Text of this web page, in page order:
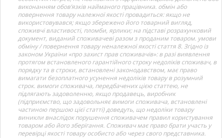
виконанням обов’язків найманого працівника. обмін або
повернення товару належної якості провадиться: якщо не
використовувався; якщо збережено його товарний вигляд,
споживчі властивості, пломби, ярлики; на підставі розрахунковий
документ, виданий споживачеві разом з проданим товаром. умови
обміну / повернення товару неналежної якості стаття 8. Згідно із
законом України «про захист прав споживачів»: в разі виявлення
протягом встановленого гарантійного строку недоліків споживач, в
порядку та в строки, встановлені законодавством, має право
вимагати безоплатного усунення недоліків товару в розумний
строк. вимоги споживача, передбачених цією статтею, не
підлягають задоволенню, якщо продавець, виробник
(підприємство, що задовольняє вимоги споживача, встановлені
частиною першою цієї статті) доведуть, що недоліки товару
виникли внаслідок порушення споживачем правил користування
товаром або його зберігання. Споживач має право брати участь у
перевірці якості товару особисто або через свого представника.